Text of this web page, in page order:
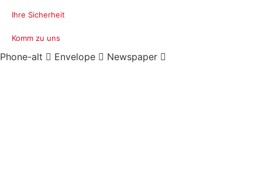
Ihre Sicherheit
Komm zu uns
Phone-alt Envelope Newspaper